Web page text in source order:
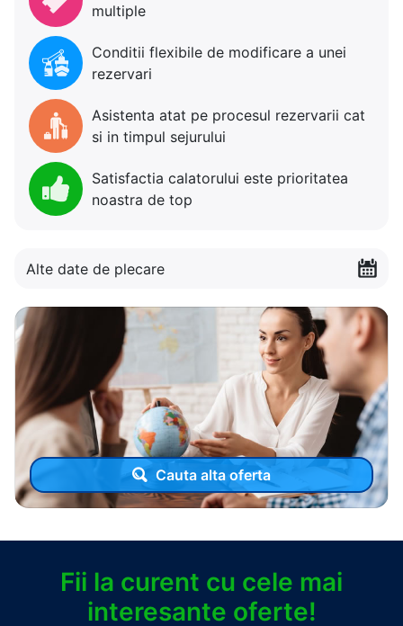
multiple
Conditii flexibile de modificare a unei
rezervari
Asistenta atat pe procesul rezervarii cat
si in timpul sejurului
Satisfactia calatorului este prioritatea
noastra de top
Alte date de plecare
Cauta alta oferta
Fii la curent cu cele mai
interesante oferte!